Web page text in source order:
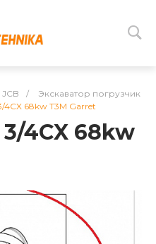
JCB /
Экскаватор погрузчик
4CX 68kw T3M Garret
4CX 68kw